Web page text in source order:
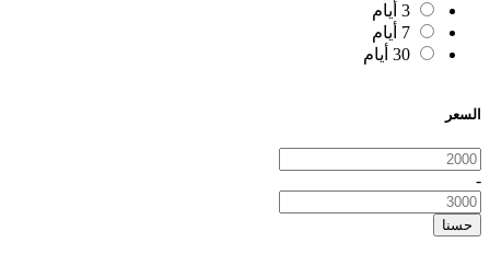
3 أيام
7 أيام
30 أيام
السعر
-
حسنا